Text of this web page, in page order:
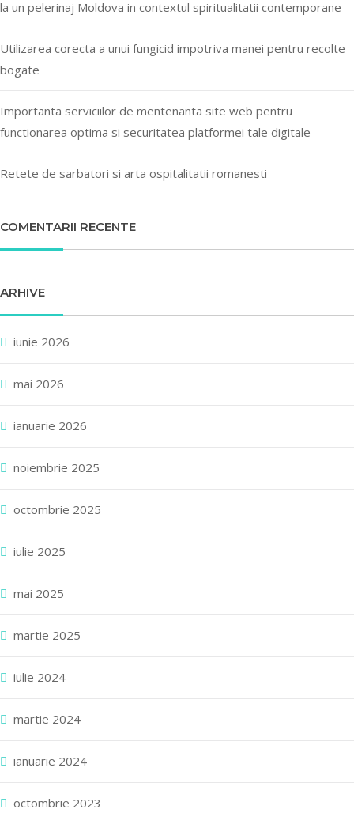
la un pelerinaj Moldova in contextul spiritualitatii contemporane
Utilizarea corecta a unui fungicid impotriva manei pentru recolte
bogate
Importanta serviciilor de mentenanta site web pentru
functionarea optima si securitatea platformei tale digitale
Retete de sarbatori si arta ospitalitatii romanesti
COMENTARII RECENTE
ARHIVE
iunie 2026
mai 2026
ianuarie 2026
noiembrie 2025
octombrie 2025
iulie 2025
mai 2025
martie 2025
iulie 2024
martie 2024
ianuarie 2024
octombrie 2023